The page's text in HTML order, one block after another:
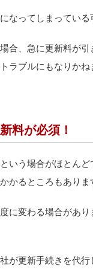
なってしまっている
合、急に更新料が
ラブルにもなりかね
料が必須！
いう場合がほとん
かるところもありま
に変わる場合があ
が更新手続きを代行